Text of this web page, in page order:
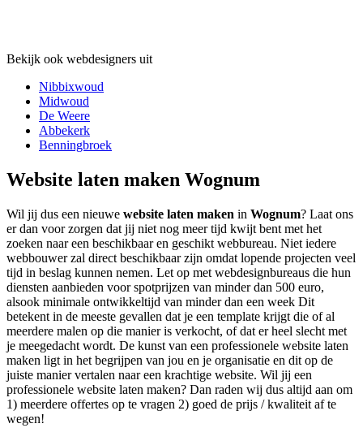
Bekijk ook webdesigners uit
Nibbixwoud
Midwoud
De Weere
Abbekerk
Benningbroek
Website laten maken Wognum
Wil jij dus een nieuwe website laten maken in Wognum? Laat ons
er dan voor zorgen dat jij niet nog meer tijd kwijt bent met het
zoeken naar een beschikbaar en geschikt webbureau. Niet iedere
webbouwer zal direct beschikbaar zijn omdat lopende projecten veel
tijd in beslag kunnen nemen. Let op met webdesignbureaus die hun
diensten aanbieden voor spotprijzen van minder dan 500 euro,
alsook minimale ontwikkeltijd van minder dan een week Dit
betekent in de meeste gevallen dat je een template krijgt die of al
meerdere malen op die manier is verkocht, of dat er heel slecht met
je meegedacht wordt. De kunst van een professionele website laten
maken ligt in het begrijpen van jou en je organisatie en dit op de
juiste manier vertalen naar een krachtige website. Wil jij een
professionele website laten maken? Dan raden wij dus altijd aan om
1) meerdere offertes op te vragen 2) goed de prijs / kwaliteit af te
wegen!